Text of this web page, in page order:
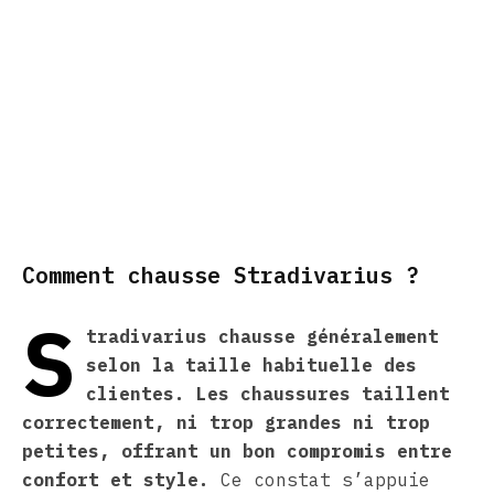
Comment chausse Stradivarius ?
S
tradivarius chausse généralement
selon la taille habituelle des
clientes. Les chaussures taillent
correctement, ni trop grandes ni trop
petites, offrant un bon compromis entre
confort et style.
Ce constat s’appuie